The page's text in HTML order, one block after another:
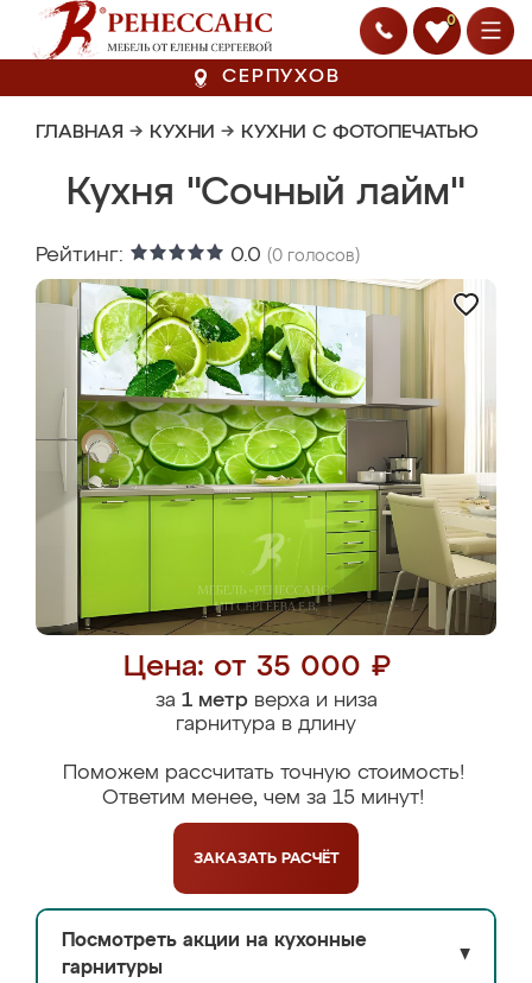
0
СЕРПУХОВ
ГЛАВНАЯ → КУХНИ → КУХНИ С ФОТОПЕЧАТЬЮ
Кухня "Сочный лайм"
Рейтинг: 0.0 (0 голосов)
Цена: от 35 000 ₽
за 1 метрверха и низа
гарнитура в длину
Поможем рассчитать точную стоимость!
Ответим менее, чем за 15 минут!
ЗАКАЗАТЬ РАСЧЁТ
Посмотреть акции на кухонные
гарнитуры
▼